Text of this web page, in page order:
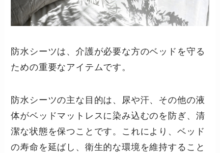
防水シーツは、介護が必要な方のベッドを守る
ための重要なアイテムです。
防水シーツの主な目的は、尿や汗、その他の液
体がベッドマットレスに染み込むのを防ぎ、清
潔な状態を保つことです。これにより、ベッド
の寿命を延ばし、衛生的な環境を維持すること